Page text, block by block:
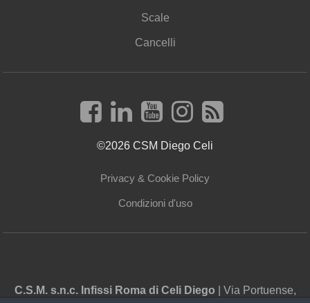
©2026 CSM Diego Celi
Privacy & Cookie Policy
Condizioni d'uso
Scale
Cancelli
C.S.M. s.n.c. Infissi Roma di Celi Diego | Via Portuense,